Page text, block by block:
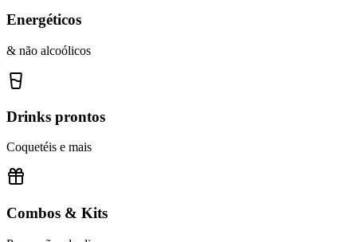
Energéticos
& não alcoólicos
Drinks prontos
Coquetéis e mais
Combos & Kits